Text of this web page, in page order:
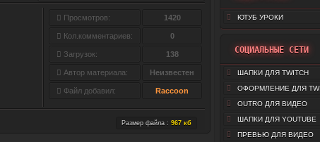
ЮТУБ УРОКИ
СОЦИАЛЬНЫЕ СЕТИ
ШАПКИ ДЛЯ TWITCH
ОФОРМЛЕНИЕ ДЛЯ
OUTRO ДЛЯ ВИДЕО
ШАПКИ ДЛЯ YOUTUBE
ПРЕВЬЮ ДЛЯ ВИДЕО
Просмотров: 1420
Кол.комментариев: 0
Загрузок: 138
Автор материала: Неизвестен
Файл добавил: Raccoon
Размер файла : 967 кб